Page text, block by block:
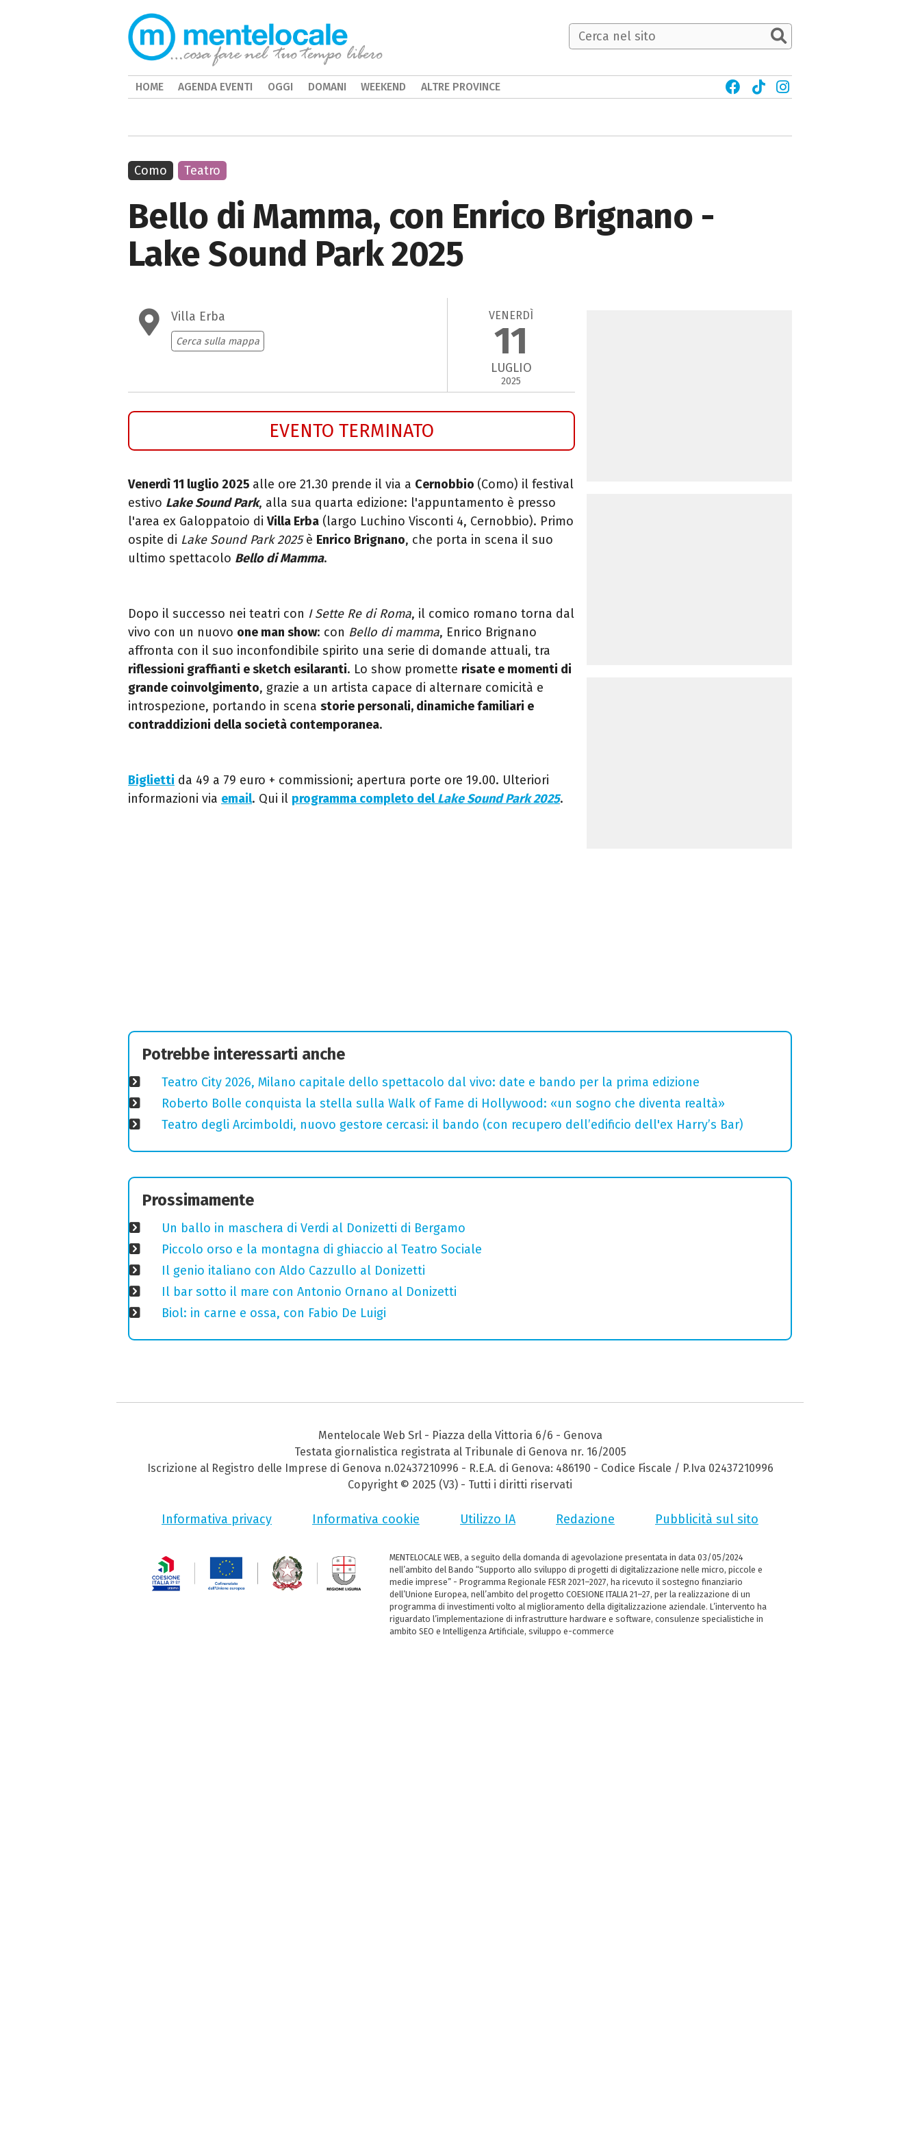
Bello di Mamma, con Enrico Brignano -
Lake Sound Park 2025
Villa Erba
Cerca sulla mappa
VENERDÌ
11
LUGLIO
2025
EVENTO TERMINATO
Venerdì 11 luglio 2025 alle ore 21.30 prende il via a Cernobbio (Como) il festival
estivo Lake Sound Park, alla sua quarta edizione: l'appuntamento è presso
l'area ex Galoppatoio di Villa Erba (largo Luchino Visconti 4, Cernobbio). Primo
ospite di Lake Sound Park 2025è Enrico Brignano, che porta in scena il suo
ultimo spettacolo Bello di Mamma.
Dopo il successo nei teatri con I Sette Re di Roma, il comico romano torna dal
vivo con un nuovo one man show: con Bello di mamma, Enrico Brignano
affronta con il suo inconfondibile spirito una serie di domande attuali, tra
riflessioni graffianti e sketch esilaranti. Lo show promette risate e momenti di
grande coinvolgimento, grazie a un artista capace di alternare comicità e
introspezione, portando in scena storie personali, dinamiche familiari e
contraddizioni della società contemporanea.
Biglietti da 49 a 79 euro + commissioni; apertura porte ore 19.00. Ulteriori
informazioni via email. Qui il programma completo delLake Sound Park 2025.
Como Teatro
Potrebbe interessarti anche
Teatro City 2026, Milano capitale dello spettacolo dal vivo: date e bando per la prima edizione
Roberto Bolle conquista la stella sulla Walk of Fame di Hollywood: «un sogno che diventa realtà»
Teatro degli Arcimboldi, nuovo gestore cercasi: il bando (con recupero dell’edificio dell'ex Harry’s Bar)
Prossimamente
Un ballo in maschera di Verdi al Donizetti di Bergamo
Piccolo orso e la montagna di ghiaccio al Teatro Sociale
Il genio italiano con Aldo Cazzullo al Donizetti
Il bar sotto il mare con Antonio Ornano al Donizetti
Biol: in carne e ossa, con Fabio De Luigi
HOME AGENDA EVENTI OGGI DOMANI WEEKEND ALTRE PROVINCE
Mentelocale Web Srl - Piazza della Vittoria 6/6 - Genova
Testata giornalistica registrata al Tribunale di Genova nr. 16/2005
Iscrizione al Registro delle Imprese di Genova n.02437210996 - R.E.A. di Genova: 486190 - Codice Fiscale / P.Iva 02437210996
Copyright © 2025 (V3) - Tutti i diritti riservati
Informativa privacy Informativa cookie Utilizzo IA Redazione Pubblicità sul sito
MENTELOCALE WEB, a seguito della domanda di agevolazione presentata in data 03/05/2024
nell’ambito del Bando “Supporto allo sviluppo di progetti di digitalizzazione nelle micro, piccole e
medie imprese” - Programma Regionale FESR 2021–2027, ha ricevuto il sostegno finanziario
dell’Unione Europea, nell’ambito del progetto COESIONE ITALIA 21–27, per la realizzazione di un
programma di investimenti volto al miglioramento della digitalizzazione aziendale. L’intervento ha
riguardato l’implementazione di infrastrutture hardware e software, consulenze specialistiche in
ambito SEO e Intelligenza Artificiale, sviluppo e-commerce